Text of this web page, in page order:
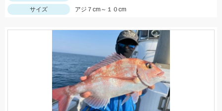
サイズ
アジ７cm～１０cm